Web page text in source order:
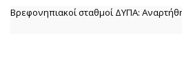
Βρεφονηπιακοί σταθμοί ΔΥΠΑ: